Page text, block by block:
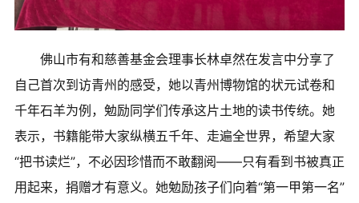
佛山市有和慈善基金会理事长林卓然在发言中分享了
自己首次到访青州的感受，她以青州博物馆的状元试卷和
千年石羊为例，勉励同学们传承这片土地的读书传统。她
表示，书籍能带大家纵横五千年、走遍全世界，希望大家
“把书读烂”，不必因珍惜而不敢翻阅——只有看到书被真正
用起来，捐赠才有意义。她勉励孩子们向着“第一甲第一名”